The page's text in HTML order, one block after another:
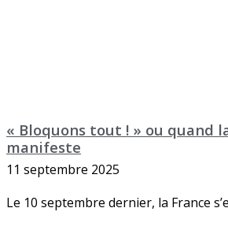
« Bloquons tout ! » ou quand
manifeste
11 septembre 2025
Le 10 septembre dernier, la France